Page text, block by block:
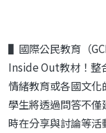
▌國際公民教育（
Inside Out教材！整
情緒教育或各國文化
學生將透過問答不
時在分享與討論等